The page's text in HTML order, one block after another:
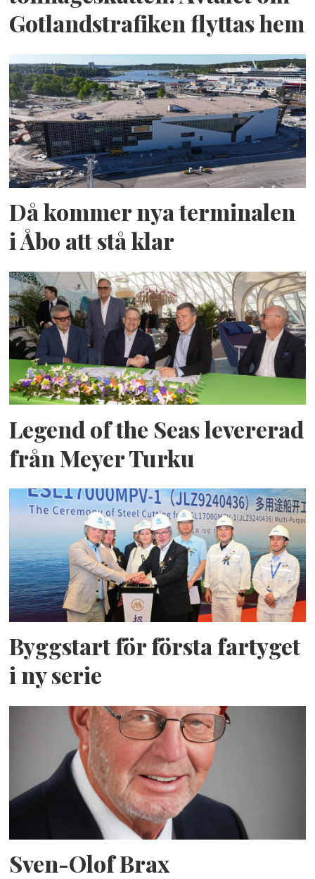
Gotlandstrafiken flyttas hem
Då kommer nya terminalen
i Åbo att stå klar
Legend of the Seas levererad
från Meyer Turku
Byggstart för första fartyget
i ny serie
Sven-Olof Brax